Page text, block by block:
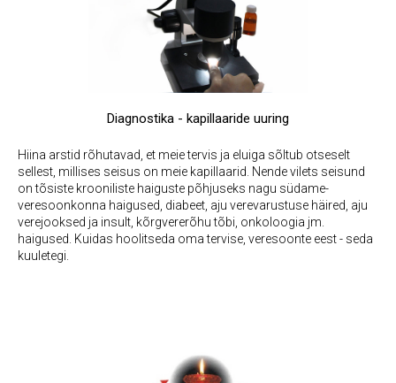
Diagnostika - kapillaaride uuring
Hiina arstid rõhutavad, et meie tervis ja eluiga sõltub otseselt
sellest, millises seisus on meie kapillaarid. Nende vilets seisund
on tõsiste krooniliste haiguste põhjuseks nagu südame-
veresoonkonna haigused, diabeet, aju verevarustuse häired, aju
verejooksed ja insult, kõrgvererõhu tõbi, onkoloogia jm.
haigused. Kuidas hoolitseda oma tervise, veresoonte eest - seda
kuuletegi.